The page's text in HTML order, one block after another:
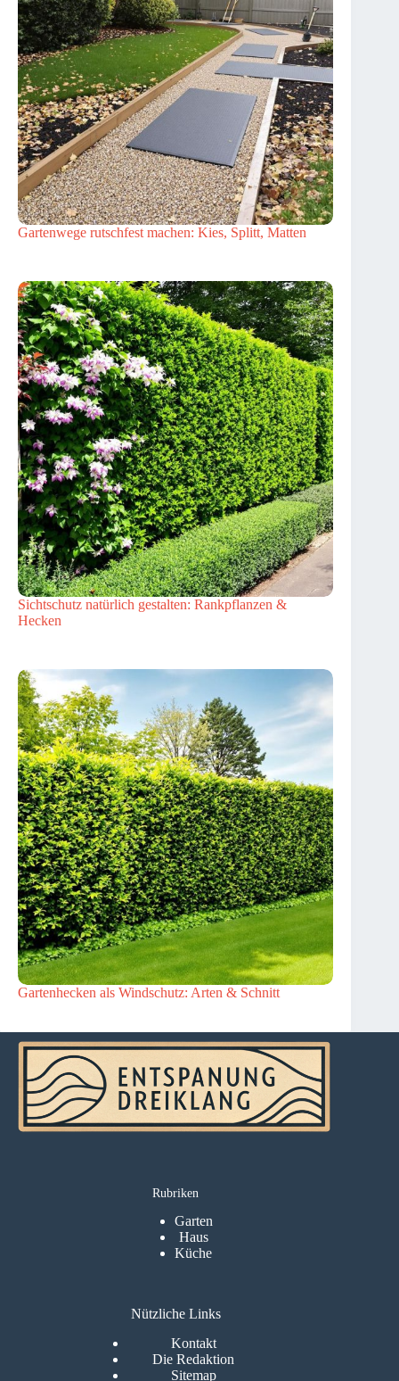
Gartenwege rutschfest machen: Kies, Splitt, Matten
Sichtschutz natürlich gestalten: Rankpflanzen &
Hecken
Gartenhecken als Windschutz: Arten & Schnitt
Rubriken
Garten
Haus
Küche
Nützliche Links
Kontakt
Die Redaktion
Sitemap